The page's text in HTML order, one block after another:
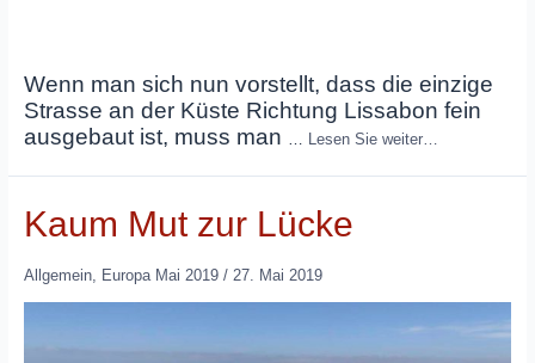
Wenn man sich nun vorstellt, dass die einzige
Strasse an der Küste Richtung Lissabon fein
ausgebaut ist, muss man … Lesen Sie weiter…
Kaum Mut zur Lücke
Allgemein, Europa Mai 2019/ 27. Mai 2019